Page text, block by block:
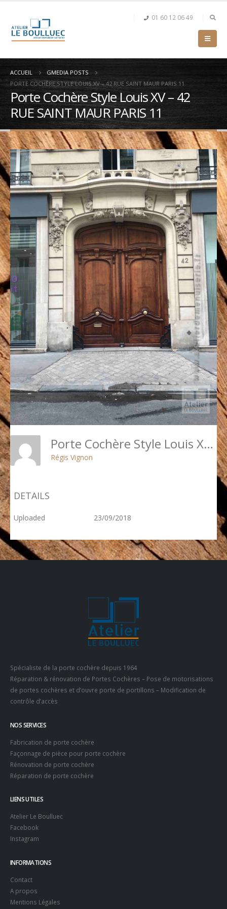
01 60 12 06 49
ACCUEIL
GMEDIA POSTS
PORTE COCHÈRE STYLE LOUIS XV – 42 RUE SAINT MAUR PARIS 11
Porte Cochère Style Louis XV – 42
RUE SAINT MAUR PARIS 11
Porte Cochère Style Louis XV - 42 RUE SAINT MAUR PARIS 11
Régis Vignon
DETAILS
Uploaded 23/09/2018
Spécialiste de la porte cochère depuis 1964
Réparation & rénovation de Portes Cochères – Pose de motorisations
de portes cochères et d’ouvre porte de portillons – Modification de
contrôle d’accès
NOS SERVICES
Fabrication de porte cochère
Façonnage de pièce pour porte cochère
Rénovation de porte cochère
Réparation de porte cochère
LIENS UTILES
Atelier Le Boulluec
Facebook
Instagram
INFORMATIONS
Contact
A propos
Mentions Légales